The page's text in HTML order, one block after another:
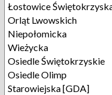
Łostowice
Orląt Lwowskich
Niepołomicka
Wieżycka
Osiedle Świętokrzyskie
Osiedle Olimp
Starowiejska [GDA]